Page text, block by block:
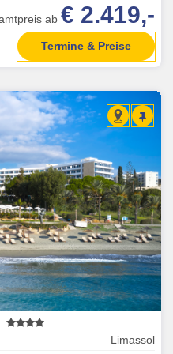
ab € 2.419,-
Termine & Preise
Limassol